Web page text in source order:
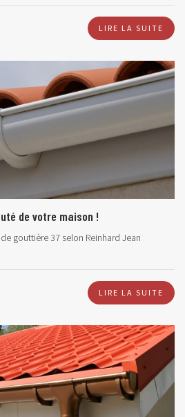
LIRE LA SUITE
de votre maison !
gouttière 37 selon Reinhard Jean
LIRE LA SUITE